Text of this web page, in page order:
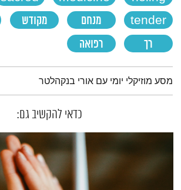
tender
מנחם מקודש
רך
רפואה
תמצית הפודקאסט
מסע מוזיקלי יומי עם אורי בנקהלטר
כדאי להקשיב גם: